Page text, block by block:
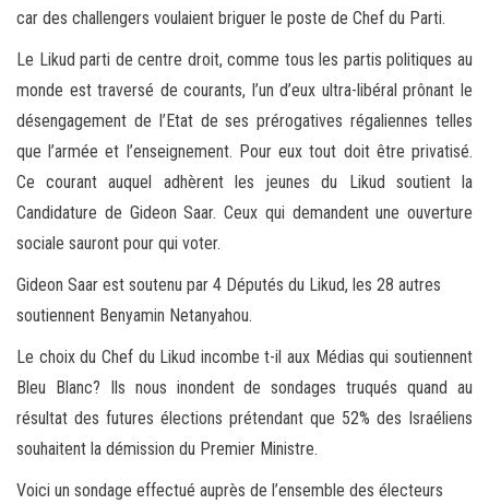
car des challengers voulaient briguer le poste de Chef du Parti.
Le Likud parti de centre droit, comme tous les partis politiques au
monde est traversé de courants, l’un d’eux ultra-libéral prônant le
désengagement de l’Etat de ses prérogatives régaliennes telles
que l’armée et l’enseignement. Pour eux tout doit être privatisé.
Ce courant auquel adhèrent les jeunes du Likud soutient la
Candidature de Gideon Saar. Ceux qui demandent une ouverture
sociale sauront pour qui voter.
Gideon Saar est soutenu par 4 Députés du Likud, les 28 autres
soutiennent Benyamin Netanyahou.
Le choix du Chef du Likud incombe t-il aux Médias qui soutiennent
Bleu Blanc? Ils nous inondent de sondages truqués quand au
résultat des futures élections prétendant que 52% des Israéliens
souhaitent la démission du Premier Ministre.
Voici un sondage effectué auprès de l’ensemble des électeurs